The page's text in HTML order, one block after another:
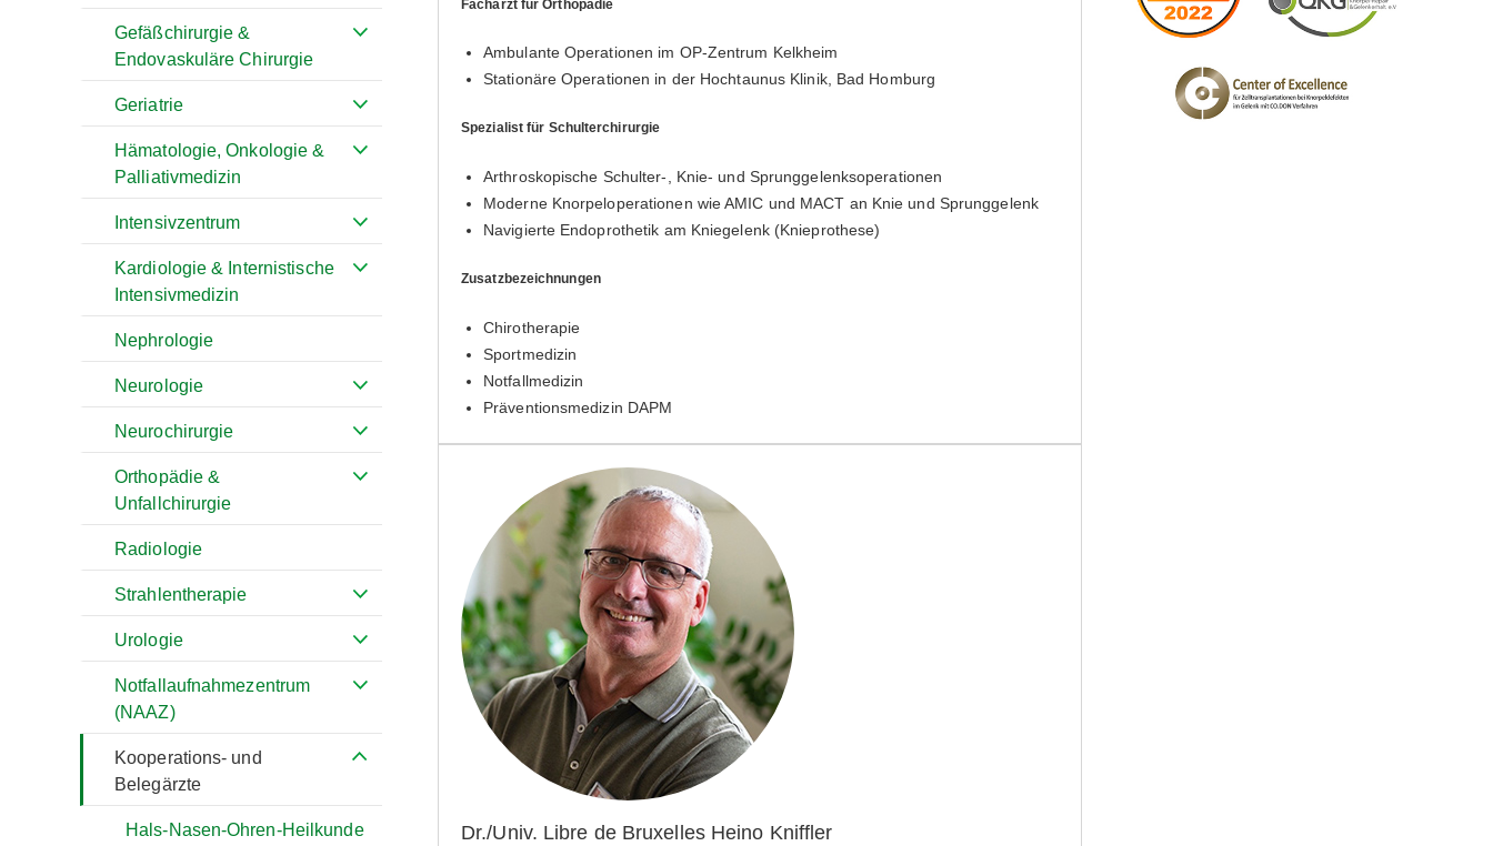
Gefäßchirurgie &
Endovaskuläre Chirurgie
Geriatrie
Hämatologie, Onkologie &
Palliativmedizin
Intensivzentrum
Kardiologie & Internistische
Intensivmedizin
Nephrologie
Neurologie
Neurochirurgie
Orthopädie &
Unfallchirurgie
Radiologie
Strahlentherapie
Urologie
Notfallaufnahmezentrum
(NAAZ)
Kooperations- und
Belegärzte
Hals-Nasen-Ohren-Heilkunde
Facharzt für Orthopädie
Ambulante Operationen im OP-Zentrum Kelkheim
Stationäre Operationen in der Hochtaunus Klinik, Bad Homburg
Spezialist für Schulterchirurgie
Arthroskopische Schulter-, Knie- und Sprunggelenksoperationen
Moderne Knorpeloperationen wie AMIC und MACT an Knie und Sprunggelenk
Navigierte Endoprothetik am Kniegelenk (Knieprothese)
Zusatzbezeichnungen
Chirotherapie
Sportmedizin
Notfallmedizin
Präventionsmedizin DAPM
Dr./Univ. Libre de Bruxelles Heino Kniffler